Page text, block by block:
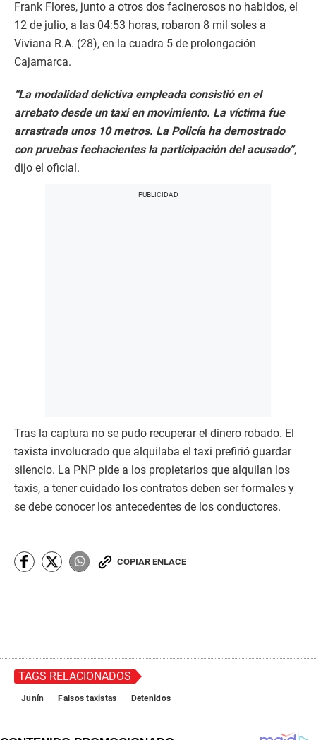
Frank Flores, junto a otros dos facinerosos no habidos, el
12 de julio, a las 04:53 horas, robaron 8 mil soles a
Viviana R.A. (28), en la cuadra 5 de prolongación
Cajamarca.
“La modalidad delictiva empleada consistió en el
arrebato desde un taxi en movimiento. La víctima fue
arrastrada unos 10 metros. La Policía ha demostrado
con pruebas fechacientes la participación del acusado”,
dijo el oficial.
Tras la captura no se pudo recuperar el dinero robado. El
taxista involucrado que alquilaba el taxi prefirió guardar
silencio. La PNP pide a los propietarios que alquilan los
taxis, a tener cuidado los contratos deben ser formales y
se debe conocer los antecedentes de los conductores.
COPIAR ENLACE
TAGS RELACIONADOS
Junín Falsos taxistas Detenidos